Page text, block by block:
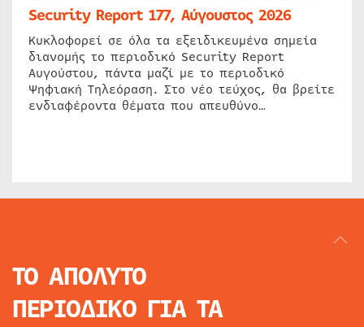
Security Report 177, Αύγουστος 2026
Κυκλοφορεί σε όλα τα εξειδικευμένα σημεία
διανομής το περιοδικό Security Report
Αυγούστου, πάντα μαζί με το περιοδικό
Ψηφιακή Τηλεόραση. Στο νέο τεύχος, θα βρείτε
ενδιαφέροντα θέματα που απευθύνο…
ΤΟ ΑΠΟΛΥΤΟ
ΠΕΡΙΟΔΙΚΟ ΓΙΑ ΤΑ